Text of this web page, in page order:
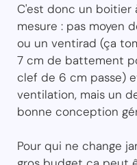
C'est donc un boitier
mesure : pas moyen
ou un ventirad (ça
7 cm de battement
clef de 6 cm passe)
ventilation, mais un
bonne conception
Pour qui ne change